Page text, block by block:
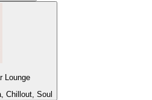
Lounge
Chillout, Soul